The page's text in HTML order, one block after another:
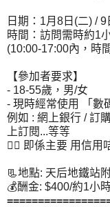
日期：1月8日(二) / 9
時間：訪問需時約1
(10:00-17:00內，時
【參加者要求】
- 18-55歲，男/女
- 現時經常使用 「數
例如 : 網上銀行 / 訂
上訂閱...等等
👆🏻 即係主要 用信
📃地點: 天后地鐵站
💰酬金: $400/約1小